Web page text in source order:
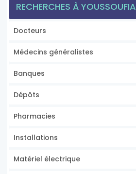
RECHERCHES À YOUSSOUFIA
Docteurs
Médecins généralistes
Banques
Dépôts
Pharmacies
Installations
Matériel électrique